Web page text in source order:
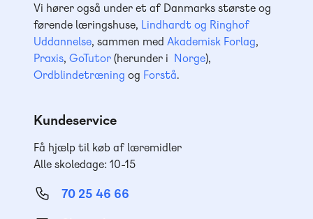
Vi hører også under et af Danmarks største og
førende læringshuse, Lindhardt og Ringhof
Uddannelse, sammen med Akademisk Forlag,
Praxis, GoTutor(herunder i Norge),
Ordblindetræning og Forstå.
Kundeservice
Få hjælp til køb af læremidler
Alle skoledage: 10-15
70 25 46 66